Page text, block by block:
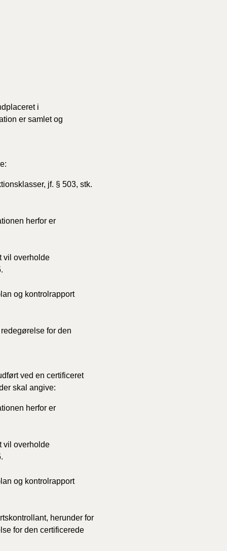
i
er samlet og
jf. § 503, stk.
herfor er
vil overholde
og kontrolrapport
for den
ved en certificeret
skal angive:
herfor er
vil overholde
og kontrolrapport
herunder for
for den certificerede